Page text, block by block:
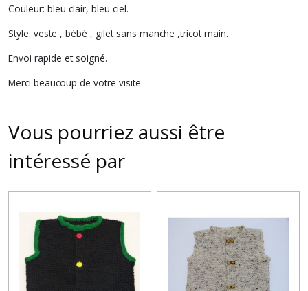
Couleur: bleu clair, bleu ciel.
Style: veste , bébé , gilet sans manche ,tricot main.
Envoi rapide et soigné.
Merci beaucoup de votre visite.
Vous pourriez aussi être
intéressé par